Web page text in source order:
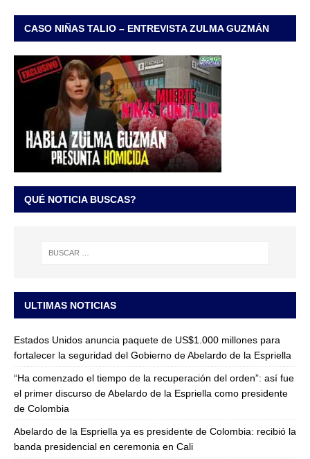
CASO NIÑAS TALIO – ENTREVISTA ZULMA GUZMÁN
QUÉ NOTICIA BUSCAS?
ULTIMAS NOTICIAS
Estados Unidos anuncia paquete de US$1.000 millones para
fortalecer la seguridad del Gobierno de Abelardo de la Espriella
“Ha comenzado el tiempo de la recuperación del orden”: así fue
el primer discurso de Abelardo de la Espriella como presidente
de Colombia
Abelardo de la Espriella ya es presidente de Colombia: recibió la
banda presidencial en ceremonia en Cali